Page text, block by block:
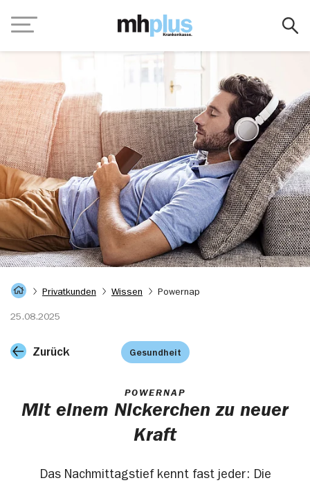
Navigation
Startseite
Privatkunden
Wissen Powernap
25.08.2025
Zurück Gesundheit
POWERNAP
Mit einem Nickerchen zu neuer
Kraft
Das Nachmittagstief kennt fast jeder: Die